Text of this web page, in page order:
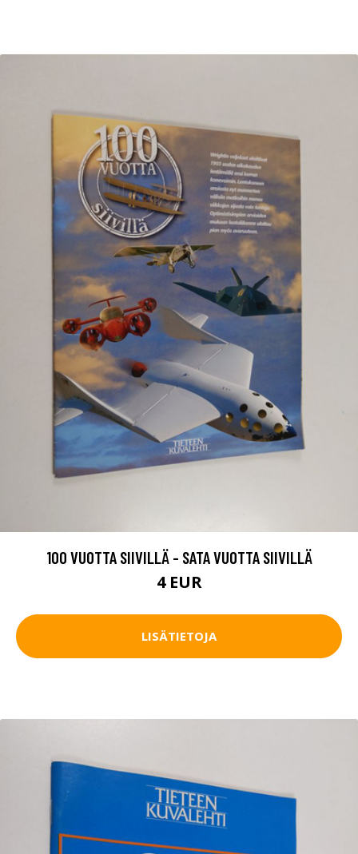
100 VUOTTA SIIVILLÄ - SATA VUOTTA SIIVILLÄ
4 EUR
LISÄTIETOJA